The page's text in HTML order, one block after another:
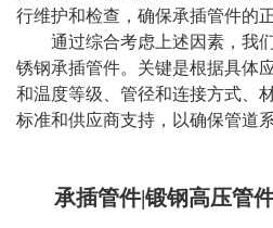
行维护和检查，确保承插管件的
通过综合考虑上述因素，我
锈钢承插管件。关键是根据具体
和温度等级、管径和连接方式、
标准和供应商支持，以确保管道
承插管件|锻钢高压管